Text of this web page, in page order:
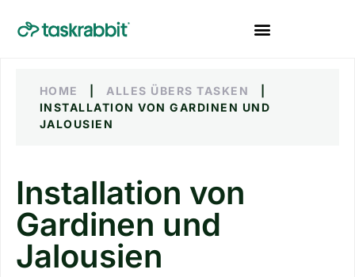
HOME ALLES ÜBERS TASKEN
INSTALLATION VON GARDINEN UND
JALOUSIEN
Installation von
Gardinen und
Jalousien